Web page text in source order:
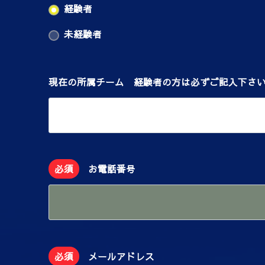
経験者
未経験者
現在の所属チーム 経験者の方は必ずご記入下さ
必須 お電話番号
必須 メールアドレス